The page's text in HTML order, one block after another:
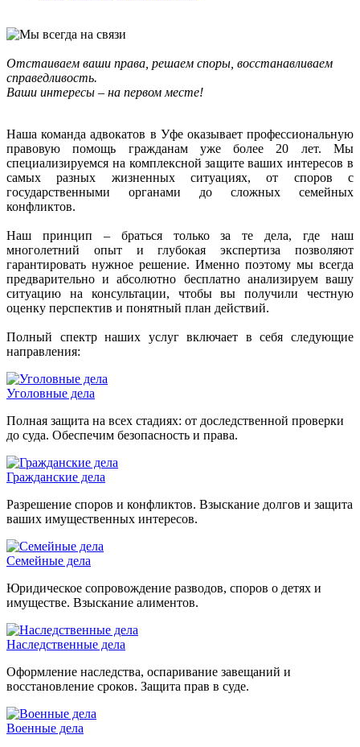
Отстаиваем ваши права, решаем споры, восстанавливаем
справедливость.
Ваши интересы – на первом месте!
Наша команда адвокатов в Уфе оказывает профессиональную
правовую помощь гражданам уже более 20 лет. Мы
специализируемся на комплексной защите ваших интересов в
самых разных жизненных ситуациях, от споров с
государственными органами до сложных семейных
конфликтов.
Наш принцип – браться только за те дела, где наш
многолетний опыт и глубокая экспертиза позволяют
гарантировать нужное решение. Именно поэтому мы всегда
предварительно и абсолютно бесплатно анализируем вашу
ситуацию на консультации, чтобы вы получили честную
оценку перспектив и понятный план действий.
Полный спектр наших услуг включает в себя следующие
направления:
Уголовные дела
Полная защита на всех стадиях: от доследственной проверки
до суда. Обеспечим безопасность и права.
Гражданские дела
Разрешение споров и конфликтов. Взыскание долгов и защита
ваших имущественных интересов.
Семейные дела
Юридическое сопровождение разводов, споров о детях и
имуществе. Взыскание алиментов.
Наследственные дела
Оформление наследства, оспаривание завещаний и
восстановление сроков. Защита прав в суде.
Военные дела